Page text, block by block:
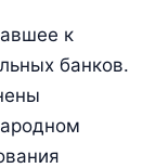
к
банков.